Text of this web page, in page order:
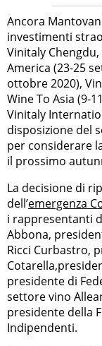
Ancora
investimenti
Vinitaly
America (23-25
ottobre 2020),
Wine To Asia (9-
Vinitaly
disposizione del
per considerare
il prossimo
La decisione di
dell’emergenza
i rappresentanti
Abbona,
Ricci Curbastro,
presidente di
settore vino
presidente della
Indipendenti.